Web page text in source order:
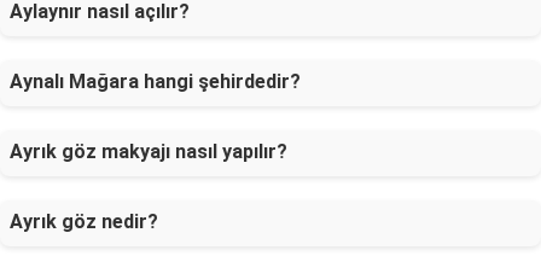
Aylaynır nasıl açılır?
Aynalı Mağara hangi şehirdedir?
Ayrık göz makyajı nasıl yapılır?
Ayrık göz nedir?